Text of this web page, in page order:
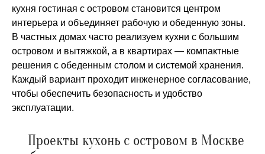
кухня гостиная с островом становится центром
интерьера и объединяет рабочую и обеденную зоны.
В частных домах часто реализуем кухни с большим
островом и вытяжкой, а в квартирах — компактные
решения с обеденным столом и системой хранения.
Каждый вариант проходит инженерное согласование,
чтобы обеспечить безопасность и удобство
эксплуатации.
Проекты кухонь с островом в Москве